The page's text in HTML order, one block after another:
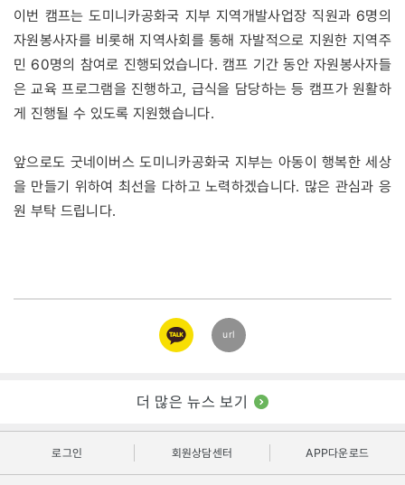
이번 캠프는 도미니카공화국 지부 지역개발사업장 직원과 6명의
자원봉사자를 비롯해 지역사회를 통해 자발적으로 지원한 지역주
민 60명의 참여로 진행되었습니다. 캠프 기간 동안 자원봉사자들
은 교육 프로그램을 진행하고, 급식을 담당하는 등 캠프가 원활하
게 진행될 수 있도록 지원했습니다.
앞으로도 굿네이버스 도미니카공화국 지부는 아동이 행복한 세상
을 만들기 위하여 최선을 다하고 노력하겠습니다. 많은 관심과 응
원 부탁 드립니다.
카카오
링크
url
더 많은 뉴스 보기
로그인 회원상담센터 APP다운로드